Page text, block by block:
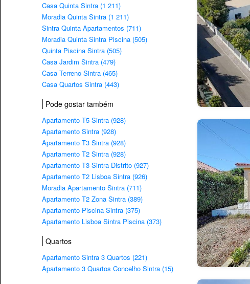
Casa Quinta Sintra (1 211)
Moradia Quinta Sintra (1 211)
Sintra Quinta Apartamentos (711)
Moradia Quinta Sintra Piscina (505)
Quinta Piscina Sintra (505)
Casa Jardim Sintra (479)
Casa Terreno Sintra (465)
Casa Quartos Sintra (443)
Pode gostar também
Apartamento T5 Sintra (928)
Apartamento Sintra (928)
Apartamento T3 Sintra (928)
Apartamento T2 Sintra (928)
Apartamento T3 Sintra Distrito (927)
Apartamento T2 Lisboa Sintra (926)
Moradia Apartamento Sintra (711)
Apartamento T2 Zona Sintra (389)
Apartamento Piscina Sintra (375)
Apartamento Lisboa Sintra Piscina (373)
Quartos
Apartamento Sintra 3 Quartos (221)
Apartamento 3 Quartos Concelho Sintra (15)